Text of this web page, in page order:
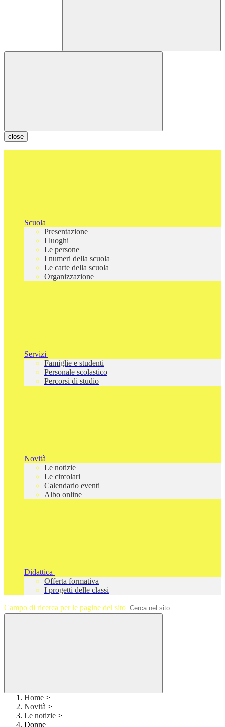
close
Scuola
Presentazione
I luoghi
Le persone
I numeri della scuola
Le carte della scuola
Organizzazione
Servizi
Famiglie e studenti
Personale scolastico
Percorsi di studio
Novità
Le notizie
Le circolari
Calendario eventi
Albo online
Didattica
Offerta formativa
I progetti delle classi
Campo di ricerca per le pagine del sito
Home >
Novità >
Le notizie >
Donne